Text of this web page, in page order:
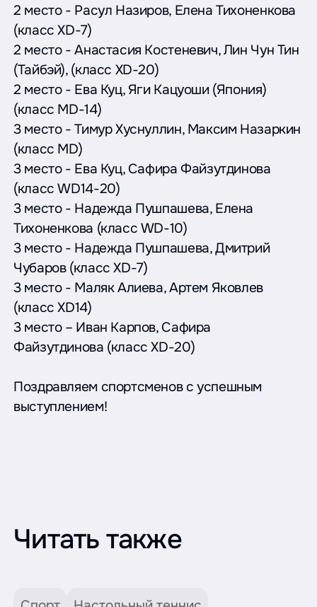
2 место - Расул Назиров, Елена Тихоненкова
(класс XD-7)
2 место - Анастасия Костеневич, Лин Чун Тин
(Тайбэй), (класс XD-20)
2 место - Ева Куц, Яги Кацуоши (Япония)
(класс MD-14)
3 место - Тимур Хуснуллин, Максим Назаркин
(класс MD)
3 место - Ева Куц, Сафира Файзутдинова
(класс WD14-20)
3 место - Надежда Пушпашева, Елена
Тихоненкова (класс WD-10)
3 место - Надежда Пушпашева, Дмитрий
Чубаров (класс XD-7)
3 место - Маляк Алиева, Артем Яковлев
(класс XD14)
3 место – Иван Карпов, Сафира
Файзутдинова (класс XD-20)
Поздравляем спортсменов с успешным
выступлением!
Читать также